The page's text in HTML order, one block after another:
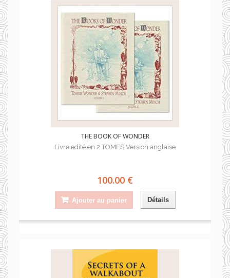
THE BOOK OF WONDER
Livre edité en 2 TOMES Version anglaise
100.00 €
Ajouter au panier Détails